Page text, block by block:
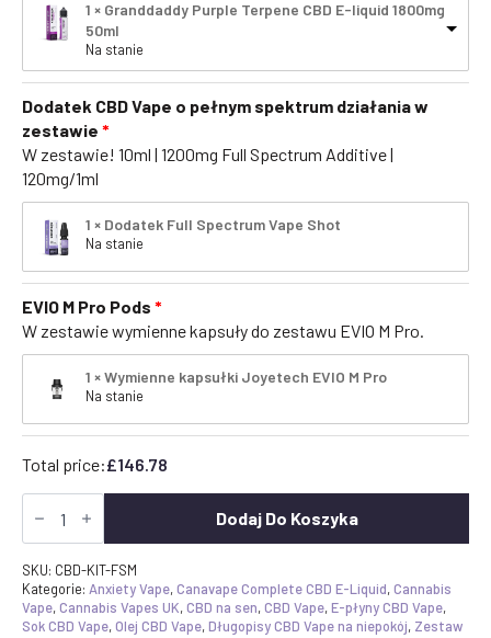
1 × Granddaddy Purple Terpene CBD E-liquid 1800mg
50ml
Na stanie
Dodatek CBD Vape o pełnym spektrum działania w
zestawie
W zestawie! 10ml | 1200mg Full Spectrum Additive |
120mg/1ml
1 × Dodatek Full Spectrum Vape Shot
Na stanie
EVIO M Pro Pods
W zestawie wymienne kapsuły do zestawu EVIO M Pro.
1 × Wymienne kapsułki Joyetech EVIO M Pro
Na stanie
Total price:£146.78
Ilość
Full
Vape
Starter
Kit
-
Dodaj Do Koszyka
SKU: CBD-KIT-FSM
Kategorie: Anxiety Vape,Canavape Complete CBD E-Liquid,Cannabis
Vape,Cannabis Vapes UK,CBD na sen,CBD Vape,E-płyny CBD Vape,
Sok CBD Vape,Olej CBD Vape,Długopisy CBD Vape na niepokój, Zestaw